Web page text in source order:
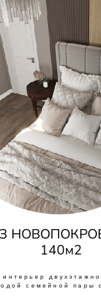
140м2
семейной пары